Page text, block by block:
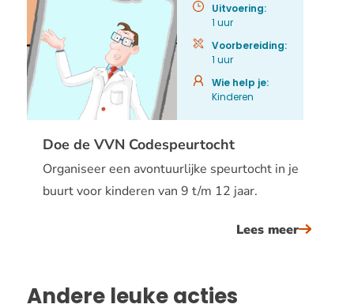
Doe de VVN Codespeurtocht
Organiseer een avontuurlijke speurtocht in je
buurt voor kinderen van 9 t/m 12 jaar.
Lees meerover
Uitvoering:
1 uur
Voorbereiding:
1 uur
Wie help je:
Kinderen
Andere leuke acties